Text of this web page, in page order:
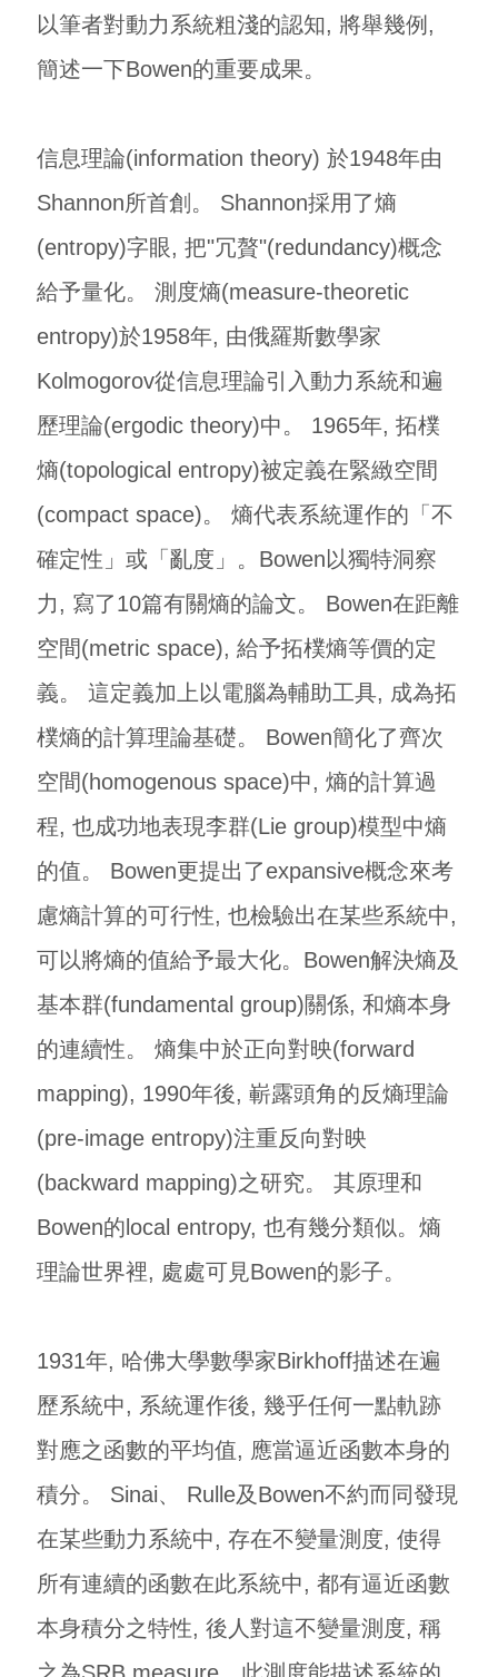
以筆者對動力系統粗淺的認知, 將舉幾例,
簡述一下Bowen的重要成果。
信息理論(information theory) 於1948年由
Shannon所首創。 Shannon採用了熵
(entropy)字眼, 把"冗贅"(redundancy)概念
給予量化。 測度熵(measure-theoretic
entropy)於1958年, 由俄羅斯數學家
Kolmogorov從信息理論引入動力系統和遍
歷理論(ergodic theory)中。 1965年, 拓樸
熵(topological entropy)被定義在緊緻空間
(compact space)。 熵代表系統運作的「不
確定性」或「亂度」。Bowen以獨特洞察
力, 寫了10篇有關熵的論文。 Bowen在距離
空間(metric space), 給予拓樸熵等價的定
義。 這定義加上以電腦為輔助工具, 成為拓
樸熵的計算理論基礎。 Bowen簡化了齊次
空間(homogenous space)中, 熵的計算過
程, 也成功地表現李群(Lie group)模型中熵
的值。 Bowen更提出了expansive概念來考
慮熵計算的可行性, 也檢驗出在某些系統中,
可以將熵的值給予最大化。Bowen解決熵及
基本群(fundamental group)關係, 和熵本身
的連續性。 熵集中於正向對映(forward
mapping), 1990年後, 嶄露頭角的反熵理論
(pre-image entropy)注重反向對映
(backward mapping)之研究。 其原理和
Bowen的local entropy, 也有幾分類似。熵
理論世界裡, 處處可見Bowen的影子。
1931年, 哈佛大學數學家Birkhoff描述在遍
歷系統中, 系統運作後, 幾乎任何一點軌跡
對應之函數的平均值, 應當逼近函數本身的
積分。 Sinai、 Rulle及Bowen不約而同發現
在某些動力系統中, 存在不變量測度, 使得
所有連續的函數在此系統中, 都有逼近函數
本身積分之特性, 後人對這不變量測度, 稱